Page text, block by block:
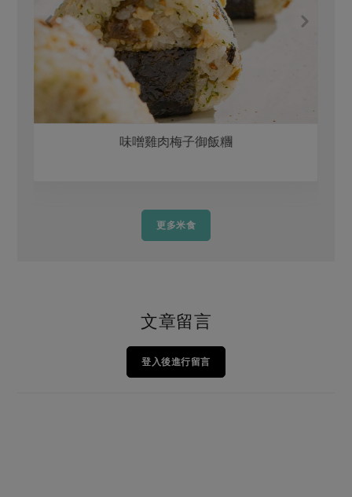
味噌雞肉梅子御飯糰
更多米食
文章留言
登入後進行留言